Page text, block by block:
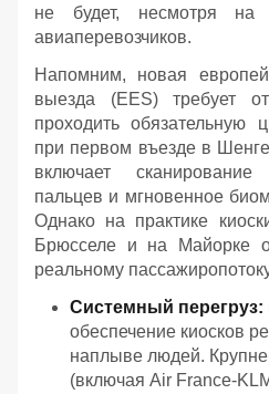
не будет, несмотря на
авиаперевозчиков.
Напомним, новая
выезда (EES) требует
проходить обязательную
при первом въезде в
включает
пальцев и мгновенное
Однако на практике
Брюсселе и на Майорке
реальному
Системный перегруз:
обеспечение киосков
наплыве людей.
(включая Air France-